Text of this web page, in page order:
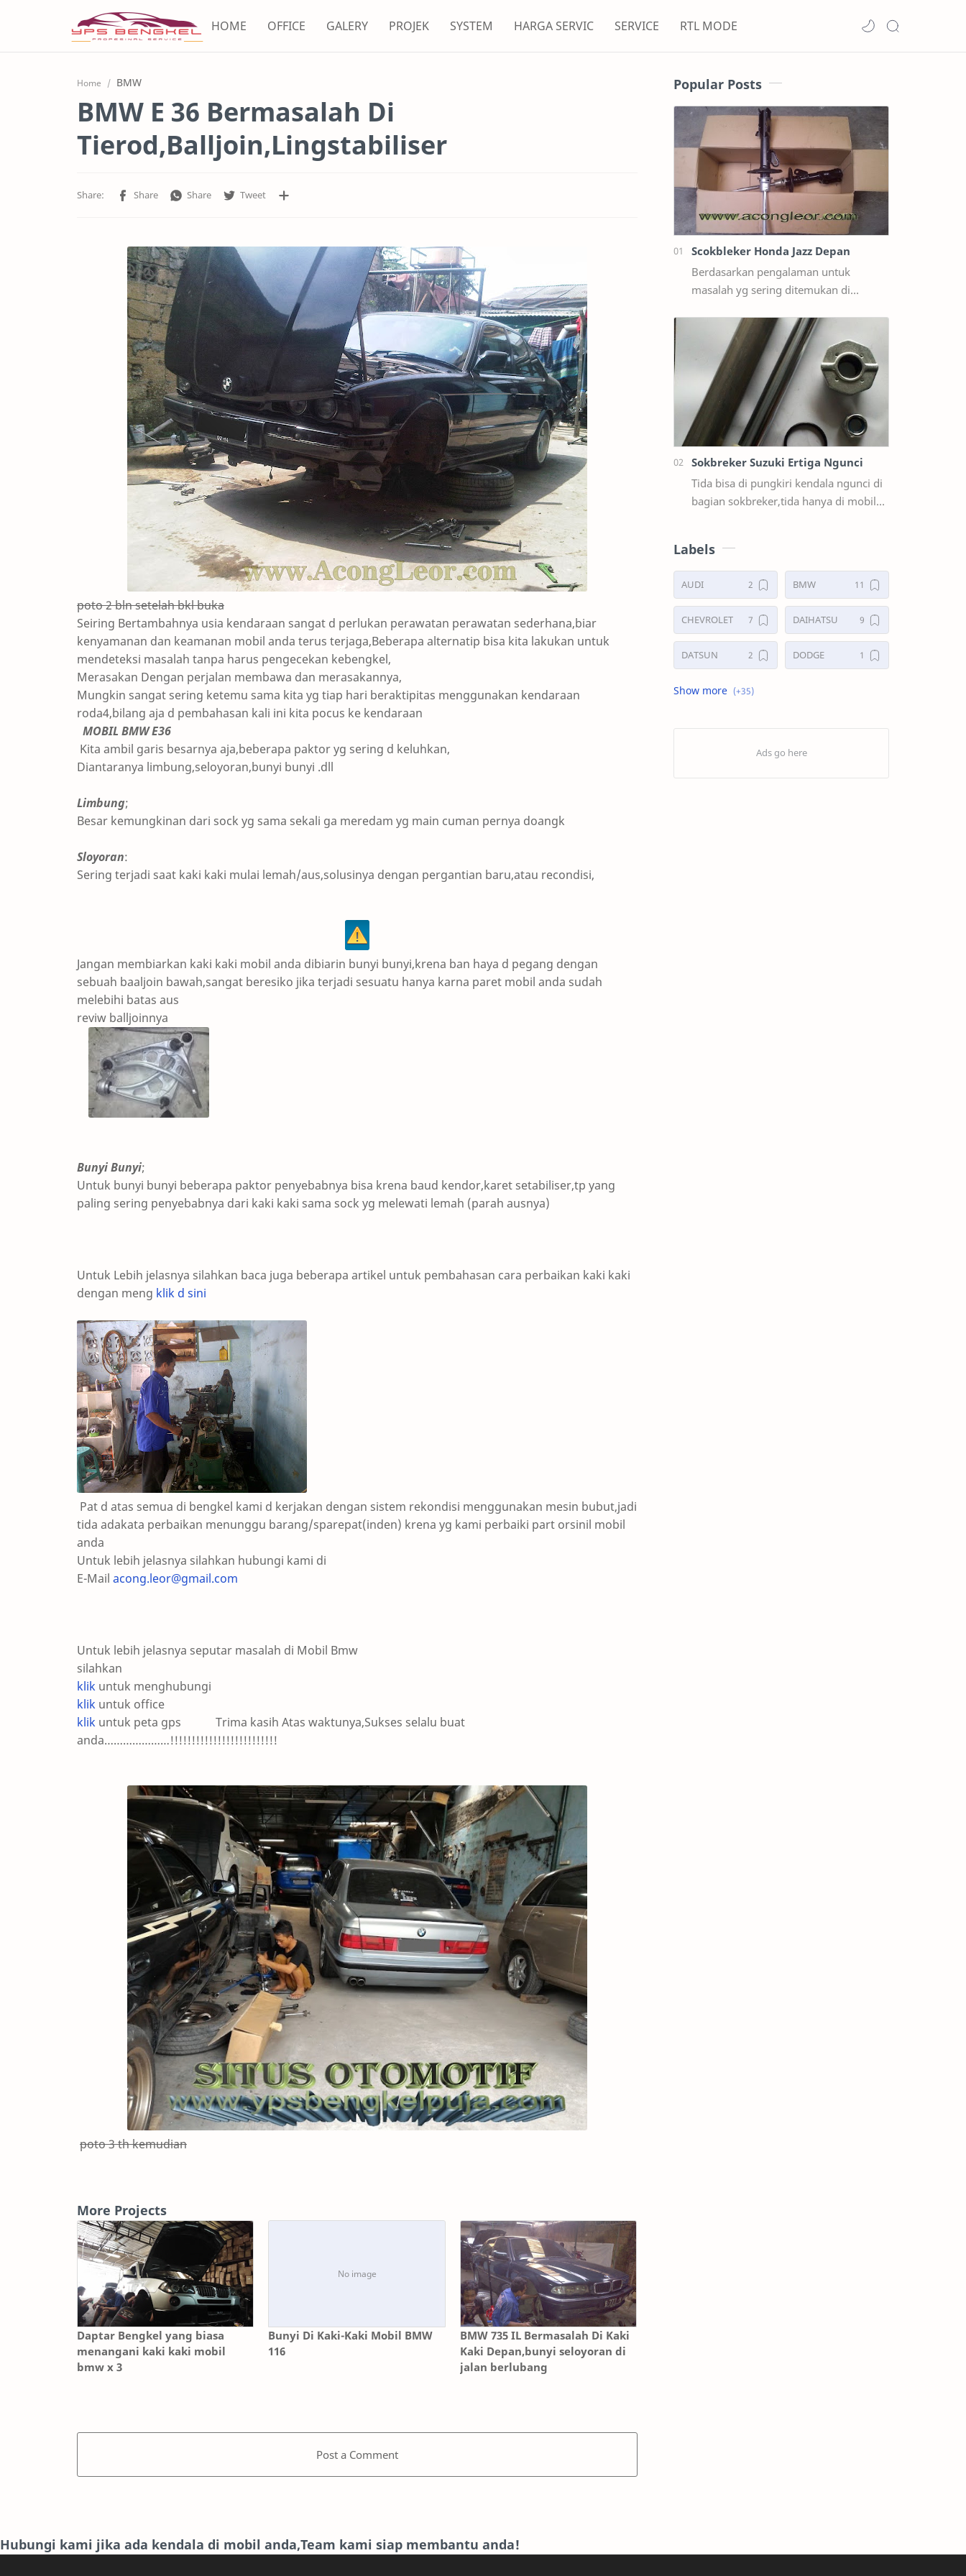
HOME OFFICE GALERY PROJEK SYSTEM HARGA SERVIC SERVICE RTL MODE
Home BMW
BMW E 36 Bermasalah Di
Tierod,Balljoin,Lingstabiliser
poto 2 bln setelah bkl buka
Seiring Bertambahnya usia kendaraan sangat d perlukan perawatan perawatan sederhana,biar
kenyamanan dan keamanan mobil anda terus terjaga,Beberapa alternatip bisa kita lakukan untuk
mendeteksi masalah tanpa harus pengecekan kebengkel,
Merasakan Dengan perjalan membawa dan merasakannya,
Mungkin sangat sering ketemu sama kita yg tiap hari beraktipitas menggunakan kendaraan
roda4,bilang aja d pembahasan kali ini kita pocus ke kendaraan
MOBIL BMW E36
Kita ambil garis besarnya aja,beberapa paktor yg sering d keluhkan,
Diantaranya limbung,seloyoran,bunyi bunyi .dll
Limbung;
Besar kemungkinan dari sock yg sama sekali ga meredam yg main cuman pernya doangk
Sloyoran:
Sering terjadi saat kaki kaki mulai lemah/aus,solusinya dengan pergantian baru,atau recondisi,
Jangan membiarkan kaki kaki mobil anda dibiarin bunyi bunyi,krena ban haya d pegang dengan
sebuah baaljoin bawah,sangat beresiko jika terjadi sesuatu hanya karna paret mobil anda sudah
melebihi batas aus
reviw balljoinnya
Bunyi Bunyi;
Untuk bunyi bunyi beberapa paktor penyebabnya bisa krena baud kendor,karet setabiliser,tp yang
paling sering penyebabnya dari kaki kaki sama sock yg melewati lemah (parah ausnya)
Untuk Lebih jelasnya silahkan baca juga beberapa artikel untuk pembahasan cara perbaikan kaki kaki
dengan meng klik d sini
Pat d atas semua di bengkel kami d kerjakan dengan sistem rekondisi menggunakan mesin bubut,jadi
tida adakata perbaikan menunggu barang/sparepat(inden) krena yg kami perbaiki part orsinil mobil
anda
Untuk lebih jelasnya silahkan hubungi kami di
E-Mail acong.leor@gmail.com
Untuk lebih jelasnya seputar masalah di Mobil Bmw
silahkan
klik untuk menghubungi
klik untuk office
klik untuk peta gps Trima kasih Atas waktunya,Sukses selalu buat
anda…………………!!!!!!!!!!!!!!!!!!!!!!!!!
poto 3 th kemudian
More Projects
Daptar Bengkel yang biasa
menangani kaki kaki mobil
bmw x 3
Bunyi Di Kaki-Kaki Mobil BMW
116
BMW 735 IL Bermasalah Di Kaki
Kaki Depan,bunyi seloyoran di
jalan berlubang
Post a Comment
Popular Posts
Scokbleker Honda Jazz Depan
Berdasarkan pengalaman untuk
masalah yg sering ditemukan di
Limbung Dll Tapi kali ini yg saya akan
sedikit …
Sokbreker Suzuki Ertiga Ngunci
Tida bisa di pungkiri kendala ngunci di
bagian sokbreker,tida hanya di mobil
Labels
AUDI BMW
CHEVROLET DAIHATSU
DATSUN DODGE
FORD
ISUZU
Hubungi kami jika ada kendala di mobil anda,Team kami siap membantu anda!